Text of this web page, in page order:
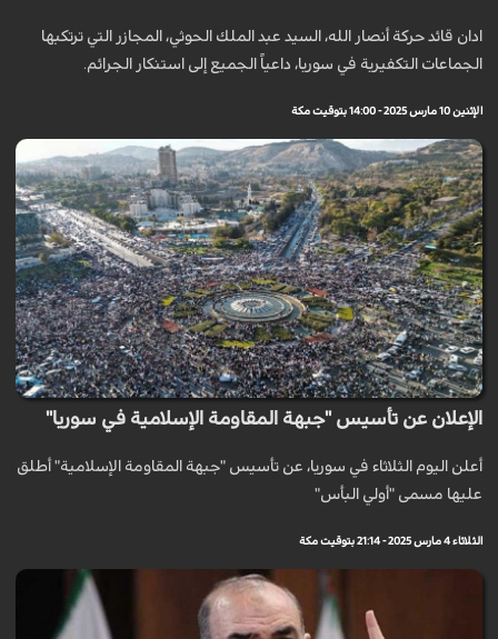
ادان قائد حركة أنصار الله، السيد عبد الملك الحوثي، المجازر التي ترتكبها
الجماعات التكفيرية في سوريا، داعياً الجميع إلى استنكار الجرائم.
الإثنين 10 مارس 2025 - 14:00 بتوقيت مكة
الإعلان عن تأسيس "جبهة المقاومة الإسلامية في سوريا"
أعلن اليوم الثلاثاء في سوريا، عن تأسيس "جبهة المقاومة الإسلامية" أطلق
عليها مسمى "أولي البأس"
الثلاثاء 4 مارس 2025 - 21:14 بتوقيت مكة